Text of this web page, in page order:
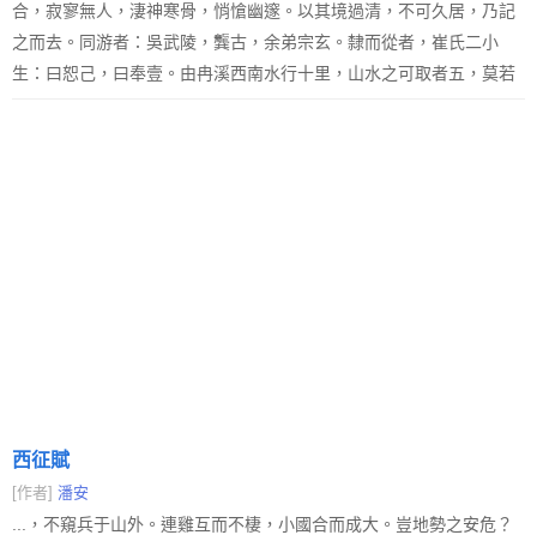
合，寂寥無人，淒神寒骨，悄愴幽邃。以其境過清，不可久居，乃記
之而去。同游者：吳武陵，龔古，余弟宗玄。隸而從者，崔氏二小
生：曰恕己，曰奉壹。由冉溪西南水行十里，山水之可取者五，莫若
西征賦
[作者] 潘安
...，不窺兵于山外。連雞互而不棲，小國合而成大。豈地勢之安危？